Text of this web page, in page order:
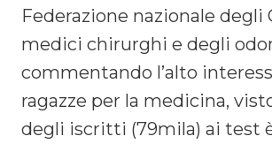
Federazione nazionale degli
medici chirurghi e degli
commentando l’alto
ragazze per la medicina,
degli iscritti (79mila) ai test